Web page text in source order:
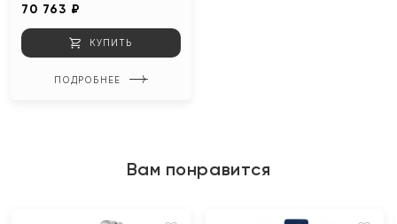
70 763 ₽
КУПИТЬ
ПОДРОБНЕЕ
Вам понравится